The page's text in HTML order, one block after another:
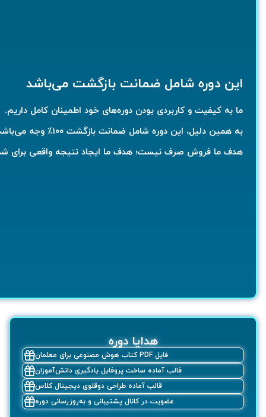
این دوره شامل ضمانت بازگشت می‌باشد
ما به کیفیت و کاربردی بودن دوره‌های خود اطمینان کامل داریم.
به همین دلیل، این دوره شامل ضمانت بازگشت ۱۰۰٪ وجه
هدف ما فروش صرف نیست؛ هدف ما ایجاد نتیجه واقعی برای
هدایا دوره
فایل PDF کتاب هوش مصنوعی برای معلمان
قالب آماده ساخت پروفایل یادگیری دانش‌آموزان
قالب آماده طراحی دوقلوی دیجیتال کلاس
عضویت در کانال پشتیبانی و به‌روزرسانی‌ دوره